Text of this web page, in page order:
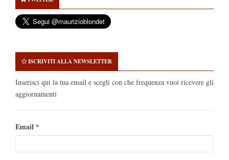
ISCRIVITI ALLA NEWSLETTER
Inserisci qui la tua email e scegli con che frequenza vuoi ricevere gli
aggiornamenti
Email *